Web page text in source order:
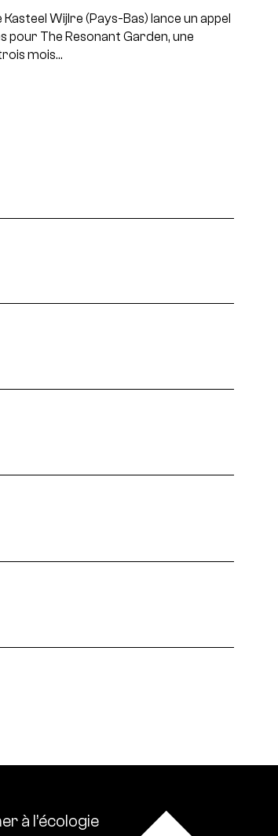
Kasteel Wijlre (Pays-Bas) lance un appel
pour The Resonant Garden, une
mois…
à l’écologie